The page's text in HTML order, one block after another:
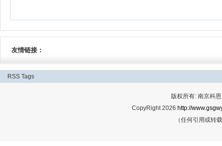
友情链接：
RSS Tags
版权所有: 南京科
CopyRight 2026 http://
（任何引用或转